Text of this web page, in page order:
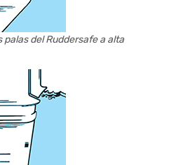
palas del Ruddersafe a alta